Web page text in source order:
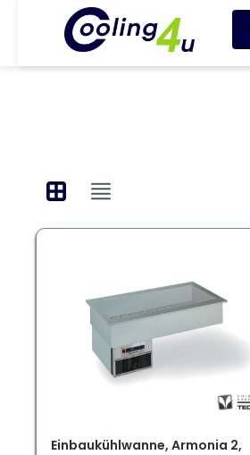
Einbaukühlwanne, Armonia 2,